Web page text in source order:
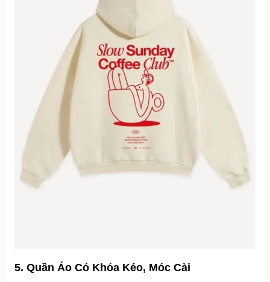
5. Quần Áo Có Khóa Kéo, Móc Cài